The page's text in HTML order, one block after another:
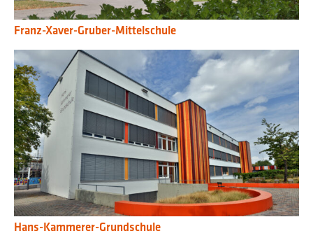
Franz-Xaver-Gruber-Mittelschule
Hans-Kammerer-Grundschule